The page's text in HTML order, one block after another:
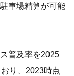
車場精算が可能
普及率を2025
り、2023時点